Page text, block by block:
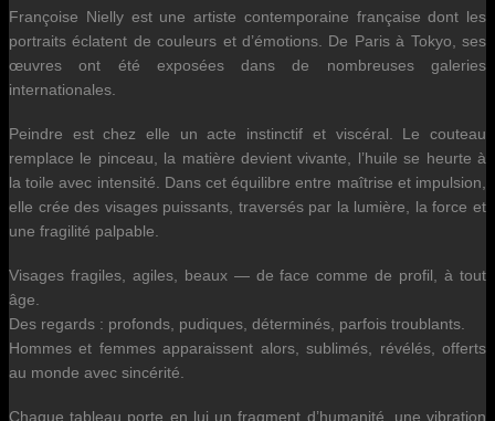
Françoise Nielly est une artiste contemporaine française dont les
portraits éclatent de couleurs et d’émotions. De Paris à Tokyo, ses
œuvres ont été exposées dans de nombreuses galeries
internationales.
Peindre est chez elle un acte instinctif et viscéral. Le couteau
remplace le pinceau, la matière devient vivante, l’huile se heurte à
la toile avec intensité. Dans cet équilibre entre maîtrise et impulsion,
elle crée des visages puissants, traversés par la lumière, la force et
une fragilité palpable.
Visages fragiles, agiles, beaux — de face comme de profil, à tout
âge.
Des regards : profonds, pudiques, déterminés, parfois troublants.
Hommes et femmes apparaissent alors, sublimés, révélés, offerts
au monde avec sincérité.
Chaque tableau porte en lui un fragment d’humanité, une vibration